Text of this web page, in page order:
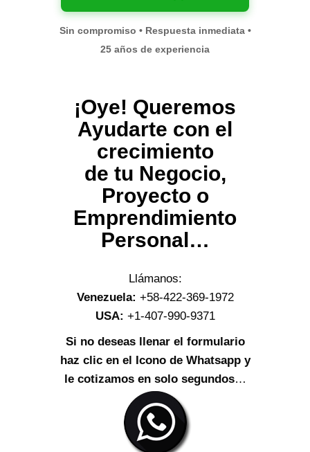
Sin compromiso • Respuesta inmediata •
25 años de experiencia
¡Oye! Queremos
Ayudarte con el
crecimiento
de tu Negocio,
Proyecto o
Emprendimiento
Personal…
Llámanos:
Venezuela: +58-422-369-1972
USA: +1-407-990-9371
Si no deseas llenar el formulario
haz clic en el Icono de Whatsapp y
le cotizamos en solo segundos…